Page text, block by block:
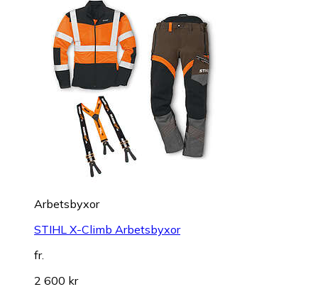
Arbetsbyxor
STIHL X-Climb Arbetsbyxor
fr.
2 600 kr